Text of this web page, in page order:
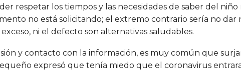
respetar los tiempos y las necesidades de saber del
no está solicitando; el extremo contrario sería no
ni el defecto son alternativas saludables.
y contacto con la información, es muy común que
expresó que tenía miedo que el coronavirus